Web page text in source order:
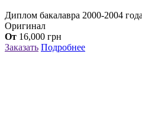
Диплом бакалавра 2000-2004 года
Оригинал
От 16,000 грн
Заказать Подробнее